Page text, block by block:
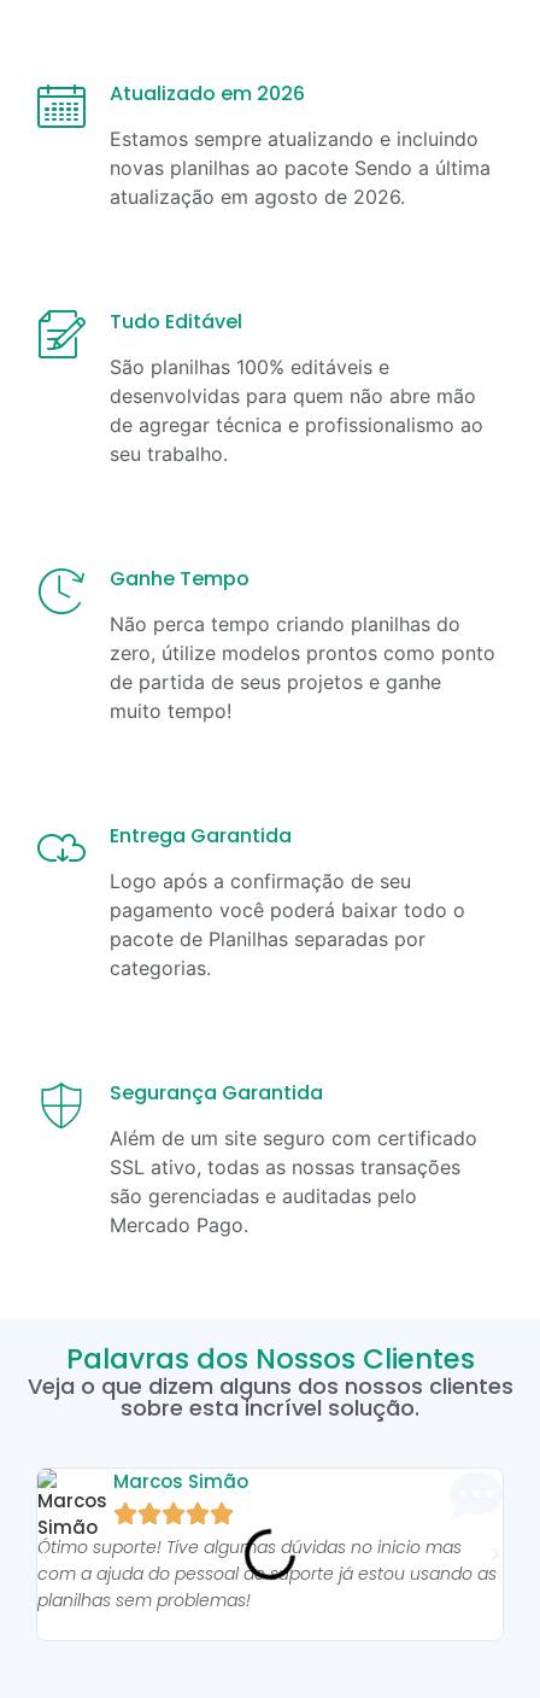
Atualizado em 2026
Estamos sempre atualizando e incluindo
novas planilhas ao pacote Sendo a última
atualização em agosto de 2026.
Tudo Editável
São planilhas 100% editáveis e
desenvolvidas para quem não abre mão
de agregar técnica e profissionalismo ao
seu trabalho.
Ganhe Tempo
Não perca tempo criando planilhas do
zero, útilize modelos prontos como ponto
de partida de seus projetos e ganhe
muito tempo!
Entrega Garantida
Logo após a confirmação de seu
pagamento você poderá baixar todo o
pacote de Planilhas separadas por
categorias.
Segurança Garantida
Além de um site seguro com certificado
SSL ativo, todas as nossas transações
são gerenciadas e auditadas pelo
Mercado Pago.
Palavras dos Nossos Clientes
Veja o que dizem alguns dos nossos clientes
sobre esta incrível solução.
Marcos Simão

Ótimo suporte! Tive algumas dúvidas no inicio mas
com a ajuda do pessoal do suporte já estou usando as
planilhas sem problemas!